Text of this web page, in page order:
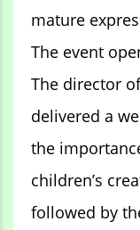
mature
The event
The director
delivered a
the
children’s
followed by